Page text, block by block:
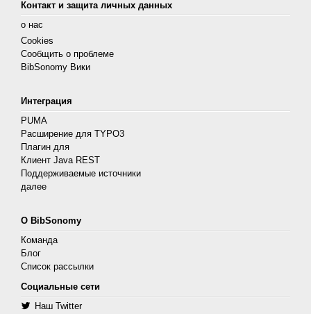
Контакт и защита личных данных
о нас
Cookies
Сообщить о проблеме
BibSonomy Вики
Интеграция
PUMA
Расширение для TYPO3
Плагин для
Клиент Java REST
Поддерживаемые источники
далее
О BibSonomy
Команда
Блог
Список рассылки
Социальные сети
Наш Twitter